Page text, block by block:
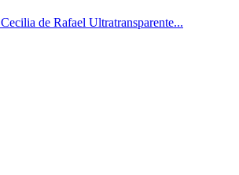
Cecilia de Rafael Ultratransparente...